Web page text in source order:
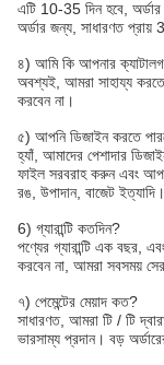
এটি 10-35 দিন হবে,
অর্ডার জন্য, সাধারণত প্রায়
৪) আমি কি আপনার ক্যাটালগ
অবশ্যই, আমরা সাহায্য করতে
করবেন না।
৫) আপনি ডিজাইন করতে
হ্যাঁ, আমাদের পেশাদার
ফাইল সরবরাহ করুন এবং
রঙ, উপাদান, বাজেট ইত্যাদি।
6) গ্যারান্টি কতদিন?
পণ্যের গ্যারান্টি এক বছর,
করবেন না, আমরা সবসময়
৭) পেমেন্টের মেয়াদ কত?
সাধারণত, আমরা টি / টি
ভারসাম্য প্রদান। বড়